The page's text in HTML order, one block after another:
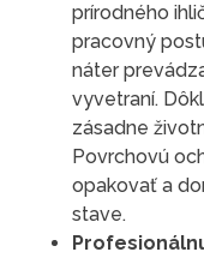
prírodného
pracovný
náter
vyvetraní.
zásadne
Povrchovú
opakovať a
stave.
Profesionálnu